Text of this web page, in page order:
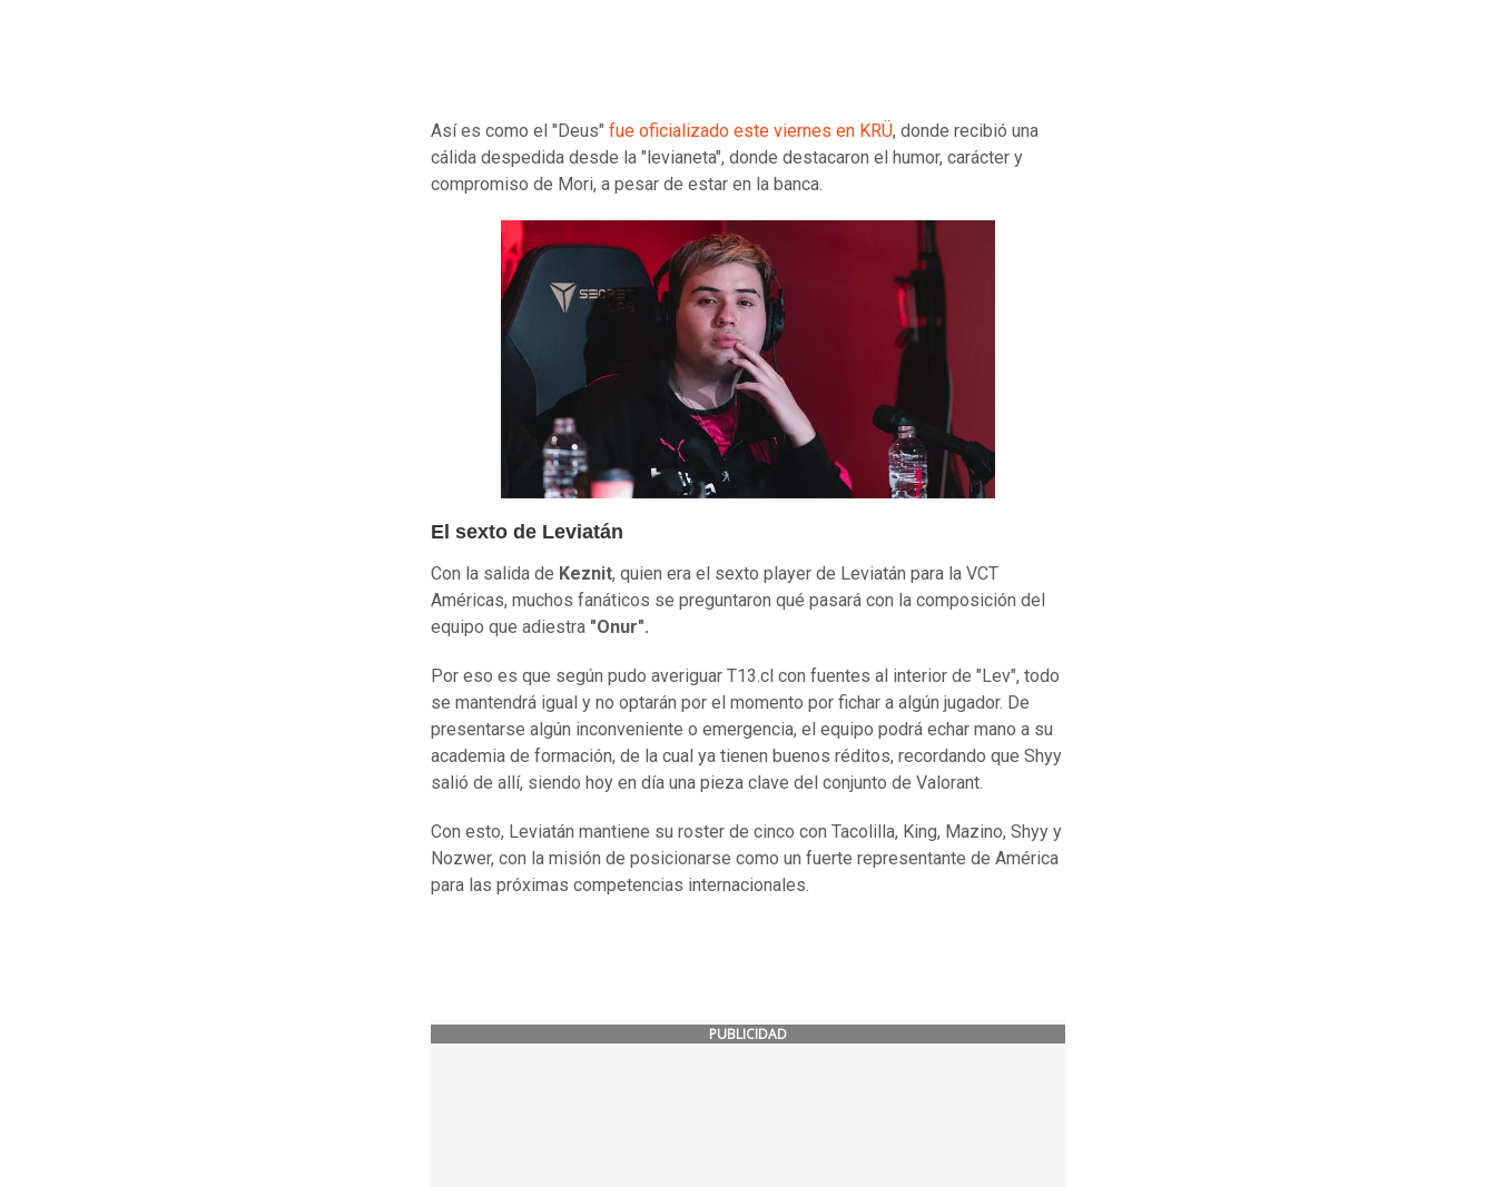
Así es como el "Deus" fue oficializado este viernes en KRÜ, donde recibió una
cálida despedida desde la "levianeta", donde destacaron el humor, carácter y
compromiso de Mori, a pesar de estar en la banca.
El sexto de Leviatán
Con la salida de Keznit, quien era el sexto player de Leviatán para la VCT
Américas, muchos fanáticos se preguntaron qué pasará con la composición del
equipo que adiestra "Onur".
Por eso es que según pudo averiguar T13.cl con fuentes al interior de "Lev", todo
se mantendrá igual y no optarán por el momento por fichar a algún jugador. De
presentarse algún inconveniente o emergencia, el equipo podrá echar mano a su
academia de formación, de la cual ya tienen buenos réditos, recordando que Shyy
salió de allí, siendo hoy en día una pieza clave del conjunto de Valorant.
Con esto, Leviatán mantiene su roster de cinco con Tacolilla, King, Mazino, Shyy y
Nozwer, con la misión de posicionarse como un fuerte representante de América
para las próximas competencias internacionales.
PUBLICIDAD